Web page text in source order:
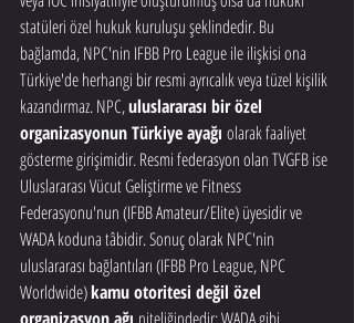
statüleri özel hukuk kuruluşu şeklindedir. Bu
bağlamda, NPC'nin IFBB Pro League ile ilişkisi ona
Türkiye'de herhangi bir resmi ayrıcalık veya tüzel kişilik
kazandırmaz. NPC, uluslararası bir özel
organizasyonun Türkiye ayağı olarak faaliyet
gösterme girişimidir. Resmi federasyon olan TVGFB ise
Uluslararası Vücut Geliştirme ve Fitness
Federasyonu'nun (IFBB Amateur/Elite) üyesidir ve
WADA koduna tâbidir. Sonuç olarak NPC'nin
uluslararası bağlantıları (IFBB Pro League, NPC
Worldwide) kamu otoritesi değil özel